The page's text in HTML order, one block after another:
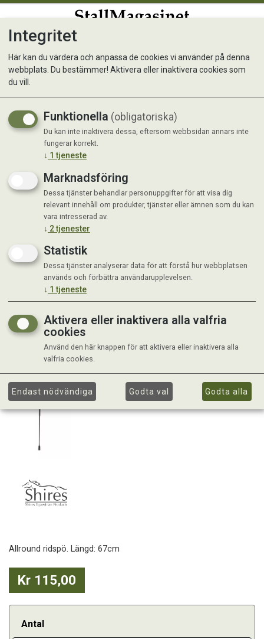
Plain Stem Whip BLACK
67cm
Allround ridspö. Längd: 67cm
Kr 115,00
Antal
Integritet
Här kan du värdera och anpassa de cookies vi använder på denna
webbplats. Du bestämmer! Aktivera eller inaktivera cookies som
du vill.
Funktionella (obligatoriska)
Du kan inte inaktivera dessa, eftersom webbsidan annars inte
fungerar korrekt.
↓ 1 tjeneste
Marknadsföring
Dessa tjänster behandlar personuppgifter för att visa dig
relevant innehåll om produkter, tjänster eller ämnen som du kan
vara intresserad av.
↓ 2tjenester
Statistik
Dessa tjänster analyserar data för att förstå hur webbplatsen
används och förbättra användarupplevelsen.
↓ 1 tjeneste
Aktivera eller inaktivera alla valfria
cookies
Använd den här knappen för att aktivera eller inaktivera alla
valfria cookies.
Endast nödvändiga Godta val Godta alla